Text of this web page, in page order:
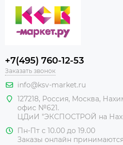
+7(495) 760-12-53
Заказать звонок
info@ksv-market.ru
127218, Россия, Москва,
офис №621.
ЦДиИ "ЭКСПОСТРОЙ на
Пн-Пт с 10.00 до 19.00
Заказы онлайн